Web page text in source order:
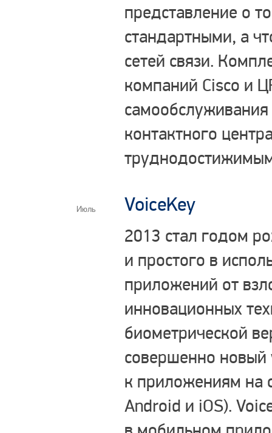
представление о
стандартными, а
сетей связи.
компаний Cisco и
контактного
Июль VoiceKey
2013 стал годом
и простого в
приложений от
инновационных
биометрической
совершенно новый
к приложениям на
Android и iOS).